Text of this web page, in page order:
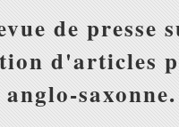
de
d'articles
anglo-saxonne.